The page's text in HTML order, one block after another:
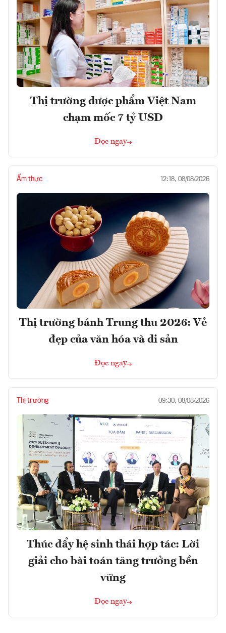
Thị trường dược phẩm Việt Nam
chạm mốc 7 tỷ USD
Đọc ngay
Ẩm thực 12:18, 08/08/2026
Thị trường bánh Trung thu 2026: Vẻ
đẹp của văn hóa và di sản
Đọc ngay
Thị trường 09:30, 08/08/2026
Thúc đẩy hệ sinh thái hợp tác: Lời
giải cho bài toán tăng trưởng bền
vững
Đọc ngay